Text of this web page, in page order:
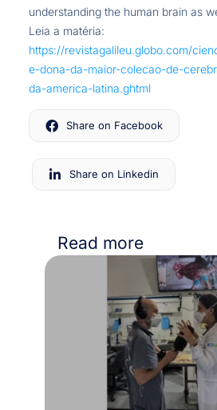
understanding the human brain as
Leia a matéria:
https://revistagalileu.globo.com/
e-dona-da-maior-colecao-de-
da-america-latina.ghtml
Share on Facebook
Share on Linkedin
Read more